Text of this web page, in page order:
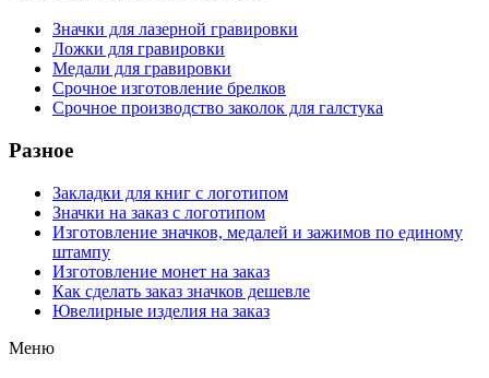
Значки для лазерной гравировки
Ложки для гравировки
Медали для гравировки
Срочное изготовление брелков
Срочное производство заколок для галстука
Разное
Закладки для книг с логотипом
Значки на заказ с логотипом
Изготовление значков, медалей и зажимов по единому
штампу
Изготовление монет на заказ
Как сделать заказ значков дешевле
Ювелирные изделия на заказ
Меню